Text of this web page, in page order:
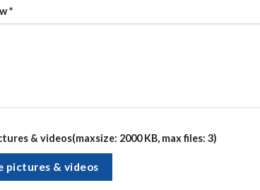
*
& videos(maxsize: 2000 KB, max files: 3)
pictures & videos